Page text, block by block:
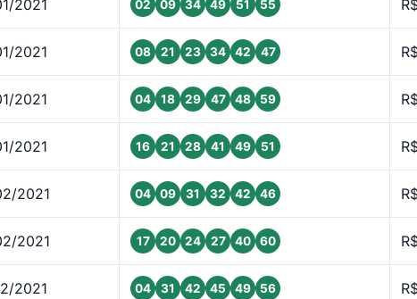
2021 02 09 34 49 51 55
2021 08 21 23 34 42 47
2021 04 18 29 47 48 59
2021 16 21 28 41 49 51
2021 04 09 31 32 42 46
2021 17 20 24 27 40 60
2021 04 31 42 45 49 56